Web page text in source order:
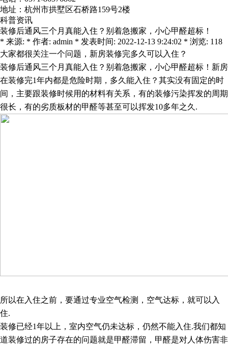
地址：杭州市拱墅区石桥路159号2楼
科普资讯
装修后通风三个月真能入住？别着急搬家，小心甲醛超标！
* 来源: * 作者: admin * 发表时间: 2022-12-13 9:24:02 * 浏览: 118
大家都很关注一个问题，新房装修完多久可以入住？
装修后通风三个月真能入住？别着急搬家，小心甲醛超标！新房
在装修完1年内都是危险时期，多久能入住？其实没有固定的时
间，主要跟装修时候用的材料有关系，有的装修污染挥发的周期
很长，有的劣质板材的甲醛等甚至可以挥发10多年之久 .
所以在入住之前，要通过专业空气检测，空气达标，就可以入
住.
装修已经1年以上，室内空气仍未达标，仍然不能入住.我们都知
道装修过的房子存在的问题就是甲醛滞留，甲醛是对人体伤害非